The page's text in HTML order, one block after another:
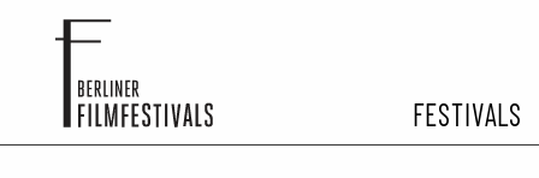
FESTIVALS